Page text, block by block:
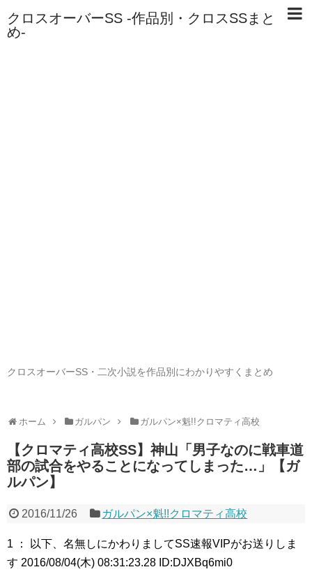
クロスオーバーSS -作品別・クロスSSまと
め-
クロスオーバーSS・二次小説を作品別にわかりやすくまとめ
ホーム ガルパン ガルパン×魁!!クロマティ高校
【クロマティ高校SS】神山「男子なのに戦車道
部の試合をやることになってしまった…」【ガ
ルパン】
2016/11/26 ガルパン×魁!!クロマティ高校
1 ： 以下、名無しにかわりましてSS速報VIPがお送りしま
す 2016/08/04(木) 08:31:23.28 ID:DJXBq6mi0